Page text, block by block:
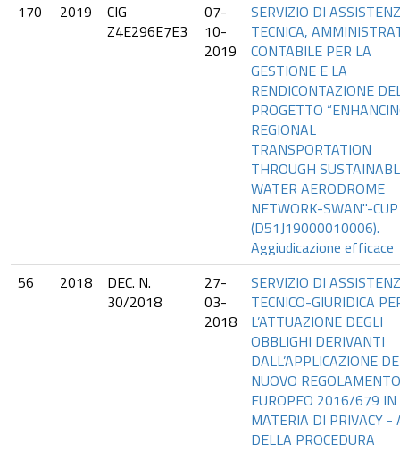
170
2019
CIG
Z4E296E7E3
07-
10-
2019
SERVIZIO DI
TECNICA,
CONTABILE PER LA
GESTIONE E LA
RENDICONTAZIONE
PROGETTO
REGIONAL
TRANSPORTATION
THROUGH
WATER AERODROME
NETWORK-SWAN"-CUP
(D51J19000010006).
Aggiudicazione efficace
56
2018
DEC. N.
30/2018
27-
03-
2018
SERVIZIO DI
TECNICO-GIURIDICA
L’ATTUAZIONE DEGLI
OBBLIGHI DERIVANTI
DALL’APPLICAZIONE
NUOVO REGOLAMENTO
EUROPEO 2016/679 IN
MATERIA DI PRIVACY -
DELLA PROCEDURA